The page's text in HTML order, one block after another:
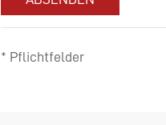
* Pflichtfelder